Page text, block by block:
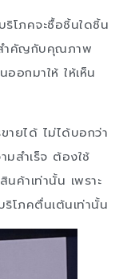
ริโภคจะซื้อชิ้นใดชิ้น
สำคัญกับคุณภาพ
ออกมาให้ ให้เห็น
ายได้ ไม่ได้บอกว่า
สำเร็จ ต้องใช้
ค้าเท่านั้น เพราะ
ริโภคตื่นเต้นเท่านั้น